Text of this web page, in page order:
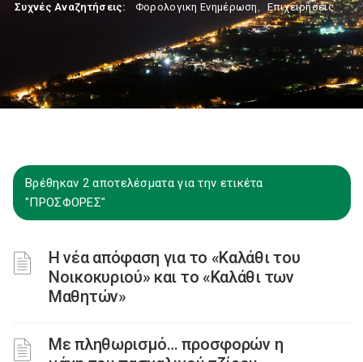
Συχνές Αναζητήσεις: Φορολογικη Ενημέρωση, Επιχειρήσεις
Βρέθηκαν 2 αποτελέσματα για την ετικέτα
"ΠΡΟΣΦΟΡΕΣ"
Η νέα απόφαση για το «Καλάθι του
Νοικοκυριού» και το «Καλάθι των
Μαθητών»
Με πληθωρισμό… προσφορών η